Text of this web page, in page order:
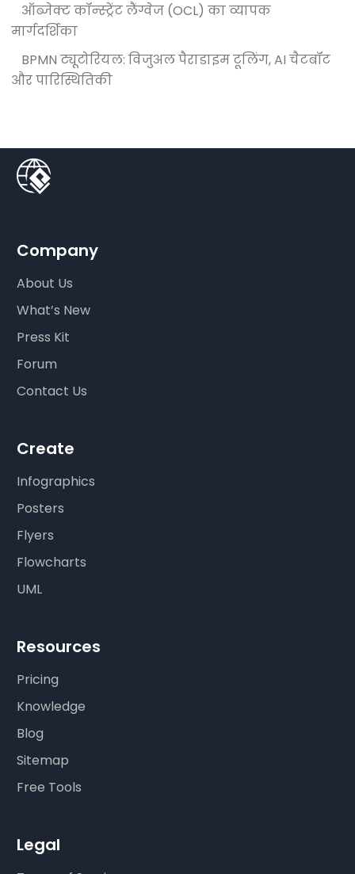
ऑब्जेक्ट कॉन्स्ट्रेंट लैंग्वेज (OCL) का व्यापक
मार्गदर्शिका
BPMN ट्यूटोरियल: विजुअल पैराडाइम टूलिंग, AI चैटबॉट
और पारिस्थितिकी
Company
About Us
What’s New
Press Kit
Forum
Contact Us
Create
Infographics
Posters
Flyers
Flowcharts
UML
Resources
Pricing
Knowledge
Blog
Sitemap
Free Tools
Legal